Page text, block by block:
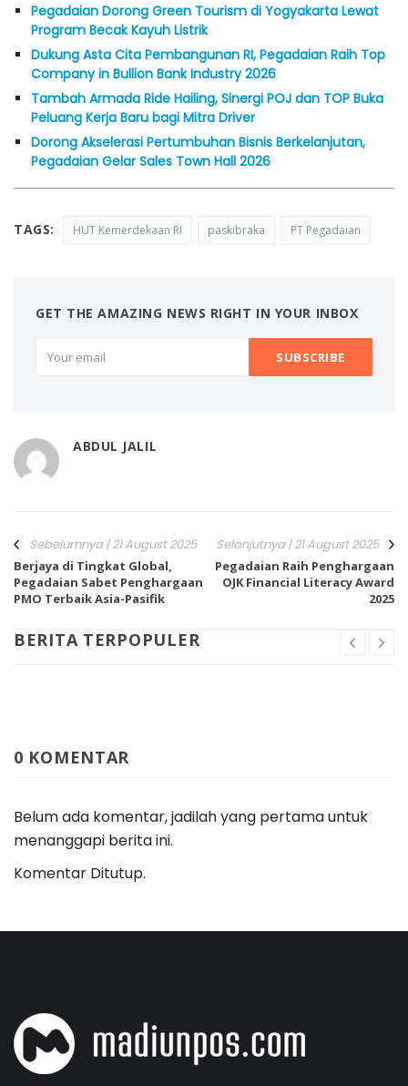
Pegadaian Dorong Green Tourism di Yogyakarta Lewat
Program Becak Kayuh Listrik
Dukung Asta Cita Pembangunan RI, Pegadaian Raih Top
Company in Bullion Bank Industry 2026
Tambah Armada Ride Hailing, Sinergi POJ dan TOP Buka
Peluang Kerja Baru bagi Mitra Driver
Dorong Akselerasi Pertumbuhan Bisnis Berkelanjutan,
Pegadaian Gelar Sales Town Hall 2026
TAGS: HUT Kemerdekaan RI paskibraka PT Pegadaian
GET THE AMAZING NEWS RIGHT IN YOUR INBOX
ABDUL JALIL
Sebelumnya | 21 August 2025
Berjaya di Tingkat Global,
Pegadaian Sabet Penghargaan
PMO Terbaik Asia-Pasifik
Selanjutnya | 21 August 2025
Pegadaian Raih Penghargaan
OJK Financial Literacy Award
2025
BERITA TERPOPULER
0 KOMENTAR
Belum ada komentar, jadilah yang pertama untuk
menanggapi berita ini.
Komentar Ditutup.